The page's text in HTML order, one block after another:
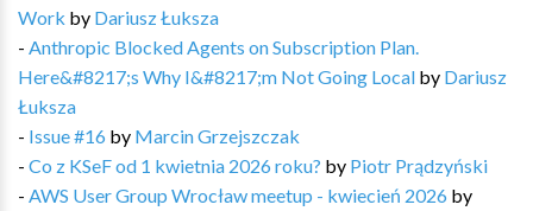
Work by Dariusz Łuksza
- Anthropic Blocked Agents on Subscription Plan.
Here&#8217;s Why I&#8217;m Not Going Local by Dariusz
Łuksza
- Issue #16 by Marcin Grzejszczak
- Co z KSeF od 1 kwietnia 2026 roku? by Piotr Prądzyński
- AWS User Group Wrocław meetup - kwiecień 2026 by